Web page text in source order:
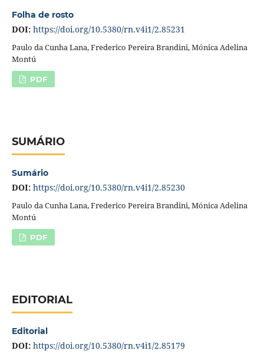
Folha de rosto
DOI: https://doi.org/10.5380/rn.v4i1/2.85231
Paulo da Cunha Lana, Frederico Pereira Brandini, Mónica Adelina
Montú
PDF
SUMÁRIO
Sumário
DOI: https://doi.org/10.5380/rn.v4i1/2.85230
Paulo da Cunha Lana, Frederico Pereira Brandini, Mónica Adelina
Montú
PDF
EDITORIAL
Editorial
DOI: https://doi.org/10.5380/rn.v4i1/2.85179